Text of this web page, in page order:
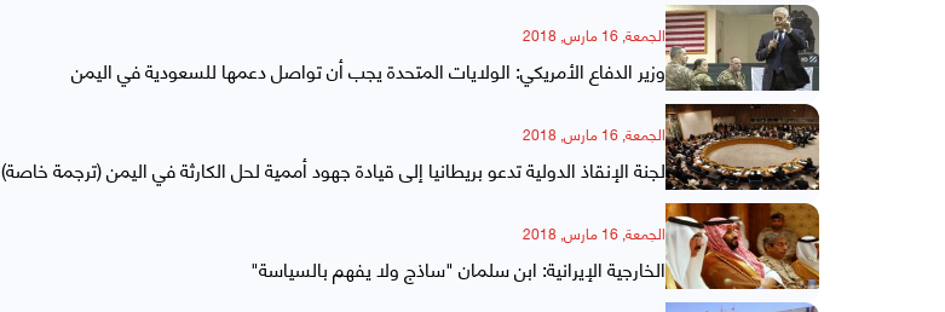
الجمعة, 16 مارس, 2018
وزير الدفاع الأمريكي: الولايات المتحدة يجب أن تواصل دعمها للسعودية في اليمن
الجمعة, 16 مارس, 2018
لجنة الإنقاذ الدولية تدعو بريطانيا إلى قيادة جهود أممية لحل الكارثة في اليمن (ترجمة خاصة)
الجمعة, 16 مارس, 2018
الخارجية الإيرانية: ابن سلمان "ساذج ولا يفهم بالسياسة"